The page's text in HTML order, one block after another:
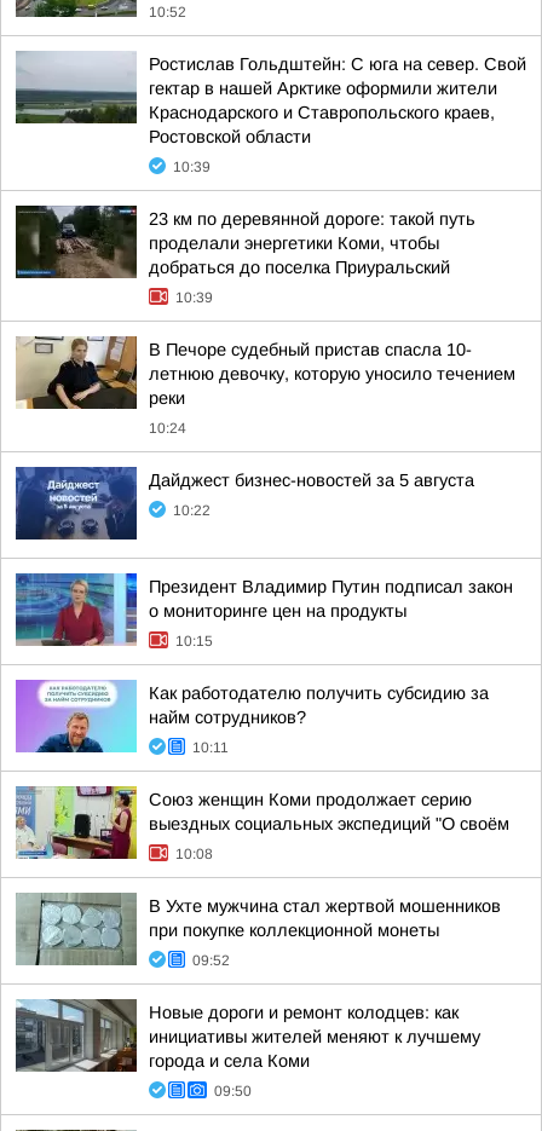
10:52
Ростислав Гольдштейн: С юга на север. Свой
гектар в нашей Арктике оформили жители
Краснодарского и Ставропольского краев,
Ростовской области
10:39
23 км по деревянной дороге: такой путь
проделали энергетики Коми, чтобы
добраться до поселка Приуральский
10:39
В Печоре судебный пристав спасла 10-
летнюю девочку, которую уносило течением
реки
10:24
Дайджест бизнес-новостей за 5 августа
10:22
Президент Владимир Путин подписал закон
о мониторинге цен на продукты
10:15
Как работодателю получить субсидию за
найм сотрудников?
10:11
Союз женщин Коми продолжает серию
выездных социальных экспедиций "О своём
10:08
В Ухте мужчина стал жертвой мошенников
при покупке коллекционной монеты
09:52
Новые дороги и ремонт колодцев: как
инициативы жителей меняют к лучшему
города и села Коми
09:50